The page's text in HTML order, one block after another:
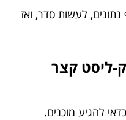
לעשות סדר, ואז
ליסט קצר
להגיע מוכנים.